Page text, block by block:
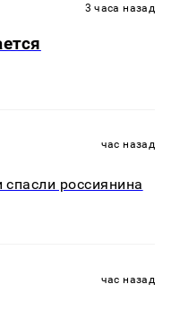
3 часа назад
час назад
россиянина
час назад